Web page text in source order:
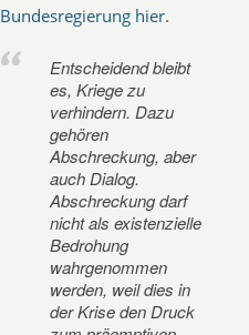
Bundesregierung hier.
Entscheidend bleibt
es, Kriege zu
verhindern. Dazu
gehören
Abschreckung, aber
auch Dialog.
Abschreckung darf
nicht als existenzielle
Bedrohung
wahrgenommen
werden, weil dies in
der Krise den Druck